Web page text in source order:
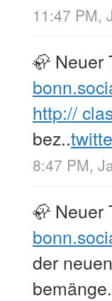
11:47 PM,
🦣 Neuer
http://
bez..
8:47 PM,
🦣 Neuer
der